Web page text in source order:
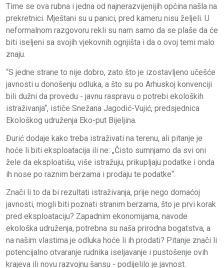
Time se ova rubna i jedna od najnerazvijenijih općina našla na
prekretnici. Mještani su u panici, pred kameru nisu željeli. U
neformalnom razgovoru rekli su nam samo da se plaše da će
biti iseljeni sa svojih vjekovnih ognjišta i da o ovoj temi malo
znaju.
“S jedne strane to nije dobro, zato što je izostavljeno učešće
javnosti u donošenju odluka, a što su po Arhuskoj konvenciji
bili dužni da provedu - javnu raspravu o potrebi ekoloških
istraživanja“, ističe Snežana Jagodić-Vujić, predsjednica
Ekološkog udruženja Eko-put Bijeljina.
Đurić dodaje kako treba istraživati na terenu, ali pitanje je
hoće li biti eksploatacija ili ne: „Čisto sumnjamo da svi oni
žele da eksploatišu, više istražuju, prikupljaju podatke i onda
ih nose po raznim berzama i prodaju te podatke“.
Znači li to da bi rezultati istraživanja, prije nego domaćoj
javnosti, mogli biti poznati stranim berzama, što je prvi korak
pred eksploataciju? Zapadnim ekonomijama, navode
ekološka udruženja, potrebna su naša prirodna bogatstva, a
na našim vlastima je odluka hoće li ih prodati? Pitanje znači li
potencijalno otvaranje rudnika iseljavanje i pustošenje ovih
krajeva ili novu razvojnu šansu - podijelilo je javnost.